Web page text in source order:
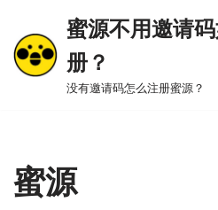
跳
至
蜜源不用邀请
册？
没有邀请码怎么注册蜜源？
蜜源